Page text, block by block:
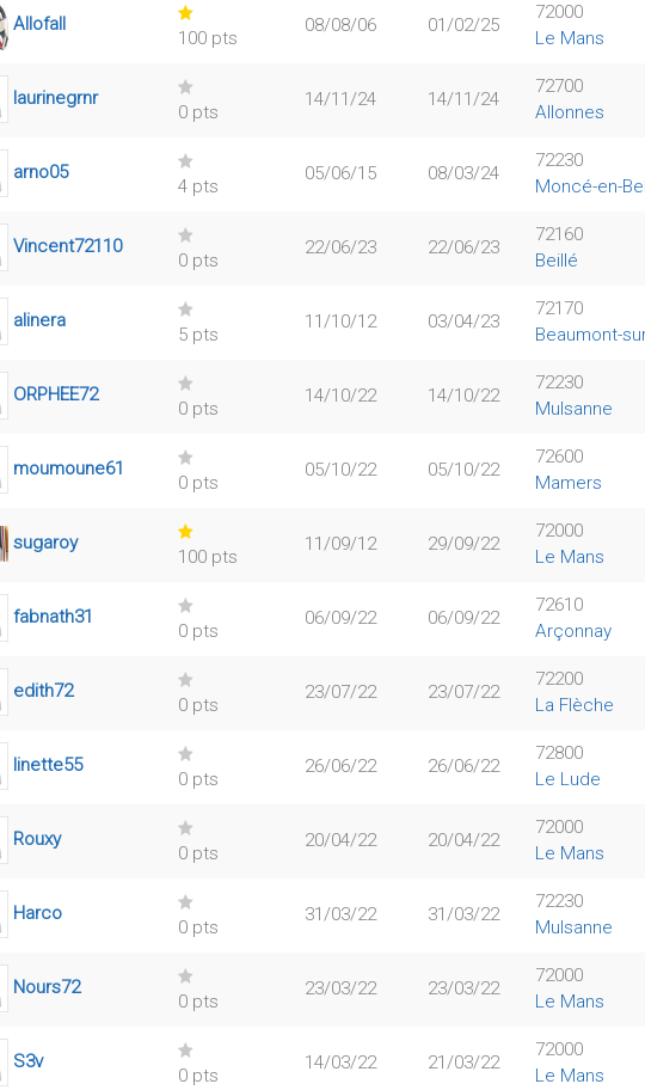
Allofall
100 pts
08/08/06 01/02/25
72000
Le Mans
laurinegrnr
0 pts
14/11/24 14/11/24
72700
Allonnes
arno05
4 pts
05/06/15 08/03/24
72230
Moncé-en-
Vincent72110
0 pts
22/06/23 22/06/23
72160
Beillé
alinera
5 pts
11/10/12 03/04/23
72170
Beaumont-
ORPHEE72
0 pts
14/10/22 14/10/22
72230
Mulsanne
moumoune61
0 pts
05/10/22 05/10/22
72600
Mamers
sugaroy
100 pts
11/09/12 29/09/22
72000
Le Mans
fabnath31
0 pts
06/09/22 06/09/22
72610
Arçonnay
edith72
0 pts
23/07/22 23/07/22
72200
La Flèche
linette55
0 pts
26/06/22 26/06/22
72800
Le Lude
Rouxy
0 pts
20/04/22 20/04/22
72000
Le Mans
Harco
0 pts
31/03/22 31/03/22
72230
Mulsanne
Nours72
0 pts
23/03/22 23/03/22
72000
Le Mans
S3v
0 pts
14/03/22 21/03/22
72000
Le Mans